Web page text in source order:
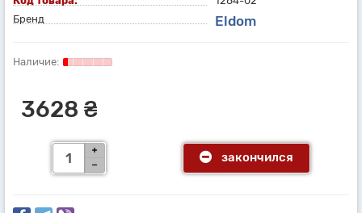
Бренд
Eldom
3628 ₴
закончился